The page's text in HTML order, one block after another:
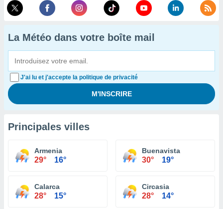
La Météo dans votre boîte mail
J'ai lu et j'accepte la politique de privacité
Principales villes
Armenia
29° 16°
Buenavista
30° 19°
Calarca
28° 15°
Circasia
28° 14°